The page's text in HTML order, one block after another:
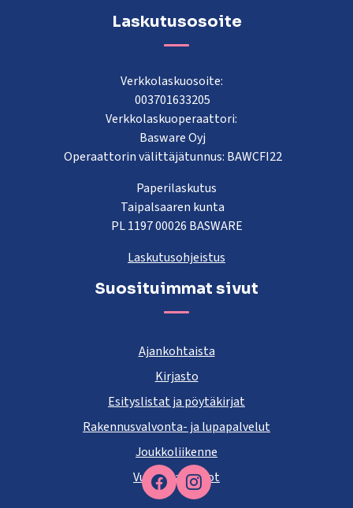
Facebook
Laskutusosoite
Verkkolaskuosoite:
003701633205
Verkkolaskuoperaattori:
Basware Oyj
Operaattorin välittäjätunnus: BAWCFI22
Paperilaskutus
Taipalsaaren kunta
PL 1197 00026 BASWARE
Laskutusohjeistus
Suosituimmat sivut
Ajankohtaista
Kirjasto
Esityslistat ja pöytäkirjat
Rakennusvalvonta- ja lupapalvelut
Joukkoliikenne
Vuokra-asunnot